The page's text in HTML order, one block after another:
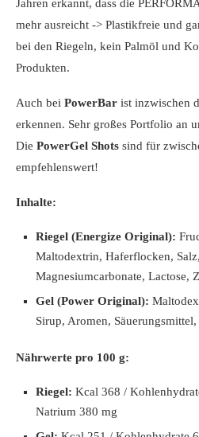
Jahren erkannt, dass die
mehr ausreicht -> Plastikfreie und
bei den Riegeln, kein Palmöl und
Produkten.
Auch bei PowerBar ist inzwischen
erkennen. Sehr großes Portfolio an
Die PowerGel Shots sind für
empfehlenswert!
Inhalte:
Riegel (Energize Original):
Maltodextrin, Haferflocken,
Magnesiumcarbonate, Lactose,
Gel (Power Original):
Sirup, Aromen,
Nährwerte pro 100 g:
Riegel: Kcal 368 /
Natrium 380 mg